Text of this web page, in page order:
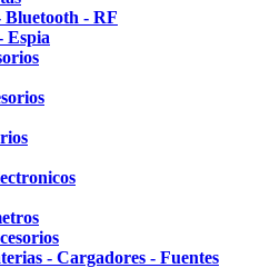
- RF
Espia
- Cargadores - Fuentes